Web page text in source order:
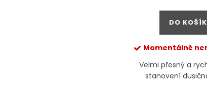
DO
Momentálně
Velmi přesný a
stanovení